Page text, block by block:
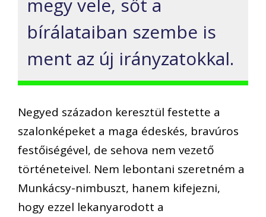
megy vele, sőt a
bírálataiban szembe is
ment az új irányzatokkal.
Negyed századon keresztül festette a
szalonképeket a maga édeskés, bravúros
festőiségével, de sehova nem vezető
történeteivel. Nem lebontani szeretném a
Munkácsy-nimbuszt, hanem kifejezni,
hogy ezzel lekanyarodott a